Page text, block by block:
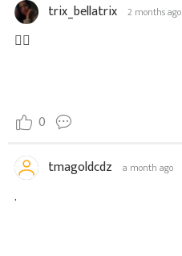
trix_bellatrix 2 months ago
👍🏽
0
tmagoldcdz a month ago
.